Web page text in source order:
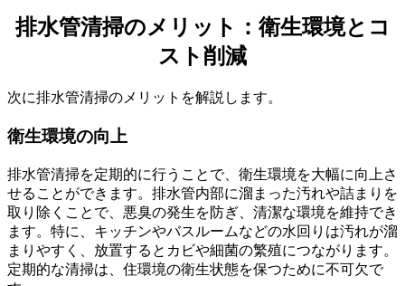
排水管清掃のメリット：衛生環境とコ
スト削減
次に排水管清掃のメリットを解説します。
衛生環境の向上
排水管清掃を定期的に行うことで、衛生環境を大幅に向上さ
せることができます。排水管内部に溜まった汚れや詰まりを
取り除くことで、悪臭の発生を防ぎ、清潔な環境を維持でき
ます。特に、キッチンやバスルームなどの水回りは汚れが溜
まりやすく、放置するとカビや細菌の繁殖につながります。
定期的な清掃は、住環境の衛生状態を保つために不可欠で